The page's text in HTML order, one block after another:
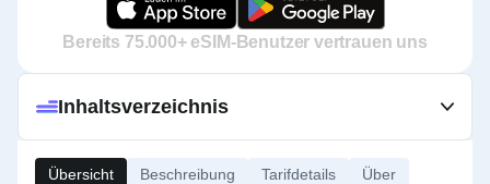
Bereits 75.000+ eSIM-Benutzer vertrauen uns
Übersicht Beschreibung Tarifdetails Über
Inhaltsverzeichnis